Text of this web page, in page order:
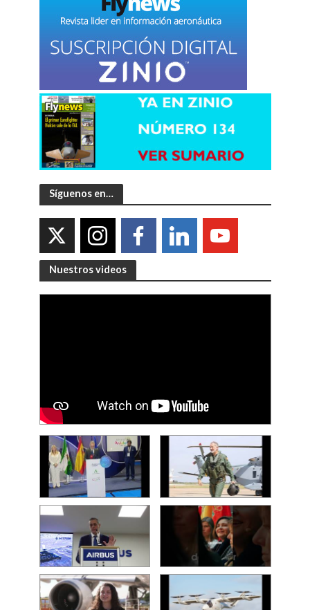
Síguenos en…
Nuestros videos